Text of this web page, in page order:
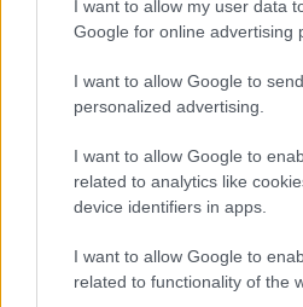
I want to allow my user data
Google for online advertising
I want to allow Google to
personalized advertising.
I want to allow Google to
related to analytics like
device identifiers in apps.
I want to allow Google to
related to functionality of the
PHP Programozó•2019. július 24.
Céges weboldal készítés
Budapest
Weboldal Keresőmarketing
Weboldal Keresőmarketing
Webáruház Keresőmarketing ...
Weboldal készítés